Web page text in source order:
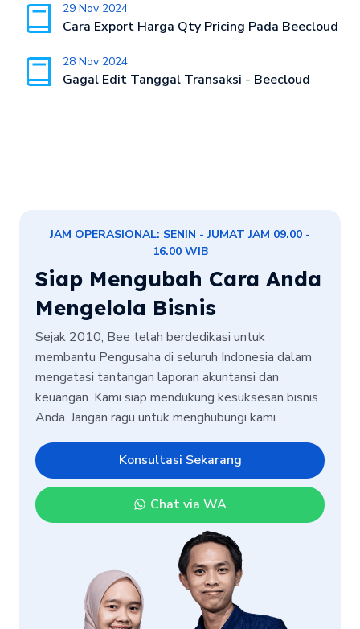
29 Nov 2024
Cara Export Harga Qty Pricing Pada Beecloud
28 Nov 2024
Gagal Edit Tanggal Transaksi - Beecloud
JAM OPERASIONAL: SENIN - JUMAT JAM 09.00 -
16.00 WIB
Siap Mengubah Cara Anda
Mengelola Bisnis
Sejak 2010, Bee telah berdedikasi untuk
membantu Pengusaha di seluruh Indonesia dalam
mengatasi tantangan laporan akuntansi dan
keuangan. Kami siap mendukung kesuksesan bisnis
Anda. Jangan ragu untuk menghubungi kami.
Konsultasi Sekarang
Chat via WA